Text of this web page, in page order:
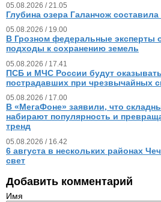
05.08.2026 / 21.05
Глубина озера Галанчож
05.08.2026 / 19.00
В Грозном федеральные эксперты
подходы к сохранению земель
05.08.2026 / 17.41
ПСБ и МЧС России будут
пострадавших при чрезвычайных
05.08.2026 / 17.00
В «МегаФоне» заявили, что
набирают популярность и
тренд
05.08.2026 / 16.42
6 августа в нескольких районах
свет
Добавить комментарий
Имя